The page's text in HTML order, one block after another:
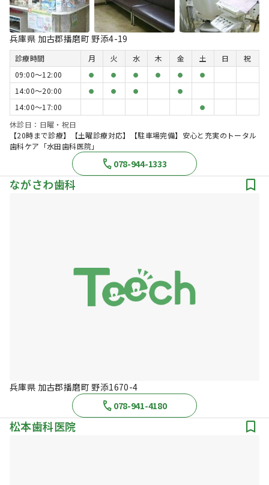
兵庫県 加古郡播磨町 野添4-19
診療時間 月 火 水 木 金 土 日
祝
09:00〜12:00
● ● ● ● ● ●
14:00〜20:00 ● ● ● ●
14:00〜17:00 ●
休診日：日曜・祝日
【20時まで診療】【土曜診療対応】【駐車場完備】安心と充実のトータル
歯科ケア「水田歯科医院」
078-944-1333
ながさわ歯科
兵庫県 加古郡播磨町 野添1670-4
078-941-4180
松本歯科医院